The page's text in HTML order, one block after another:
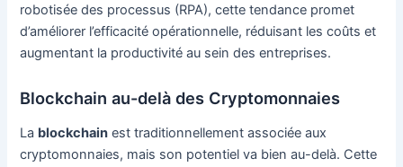
robotisée des processus (RPA), cette tendance promet
d’améliorer l’efficacité opérationnelle, réduisant les coûts et
augmentant la productivité au sein des entreprises.
Blockchain au-delà des Cryptomonnaies
La blockchain est traditionnellement associée aux
cryptomonnaies, mais son potentiel va bien au-delà. Cette